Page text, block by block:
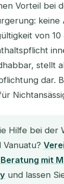
Vorteil bei
von
stellt
dar.
Hilfe bei der
Vanuatu?
mit
und lassen